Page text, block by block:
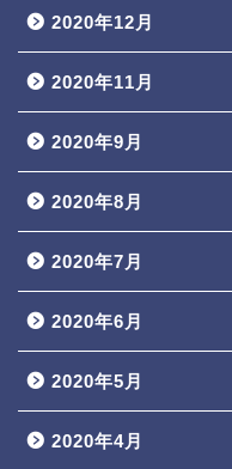
2020年12月
2020年11月
2020年9月
2020年8月
2020年7月
2020年6月
2020年5月
2020年4月